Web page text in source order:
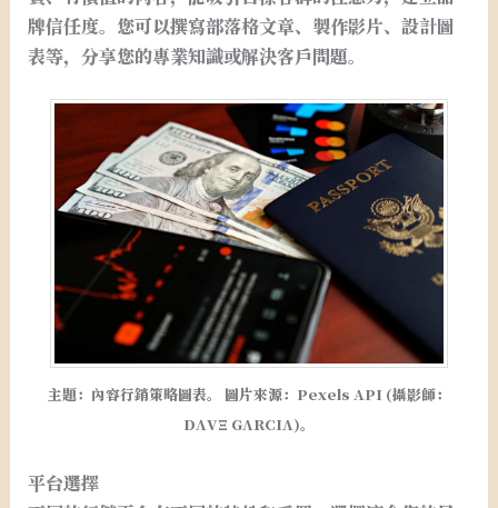
牌信任度。您可以撰寫部落格文章、製作影片、設計圖
表等，分享您的專業知識或解決客戶問題。
主題：內容行銷策略圖表。 圖片來源：Pexels API (攝影師：
DΛVΞ GΛRCIΛ)。
平台選擇